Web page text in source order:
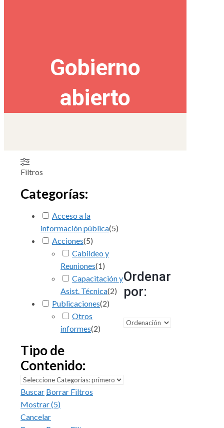
Gobierno
abierto
Filtros
Categorías:
Acceso a la
información pública(5)
Acciones(5)
Cabildeo y
Reuniones(1)
Capacitación y
Asist. Técnica(2)
Publicaciones(2)
Otros
informes(2)
Tipo de
Contenido:
Buscar Borrar Filtros
Mostrar(5)
Cancelar
Ordenar
por: